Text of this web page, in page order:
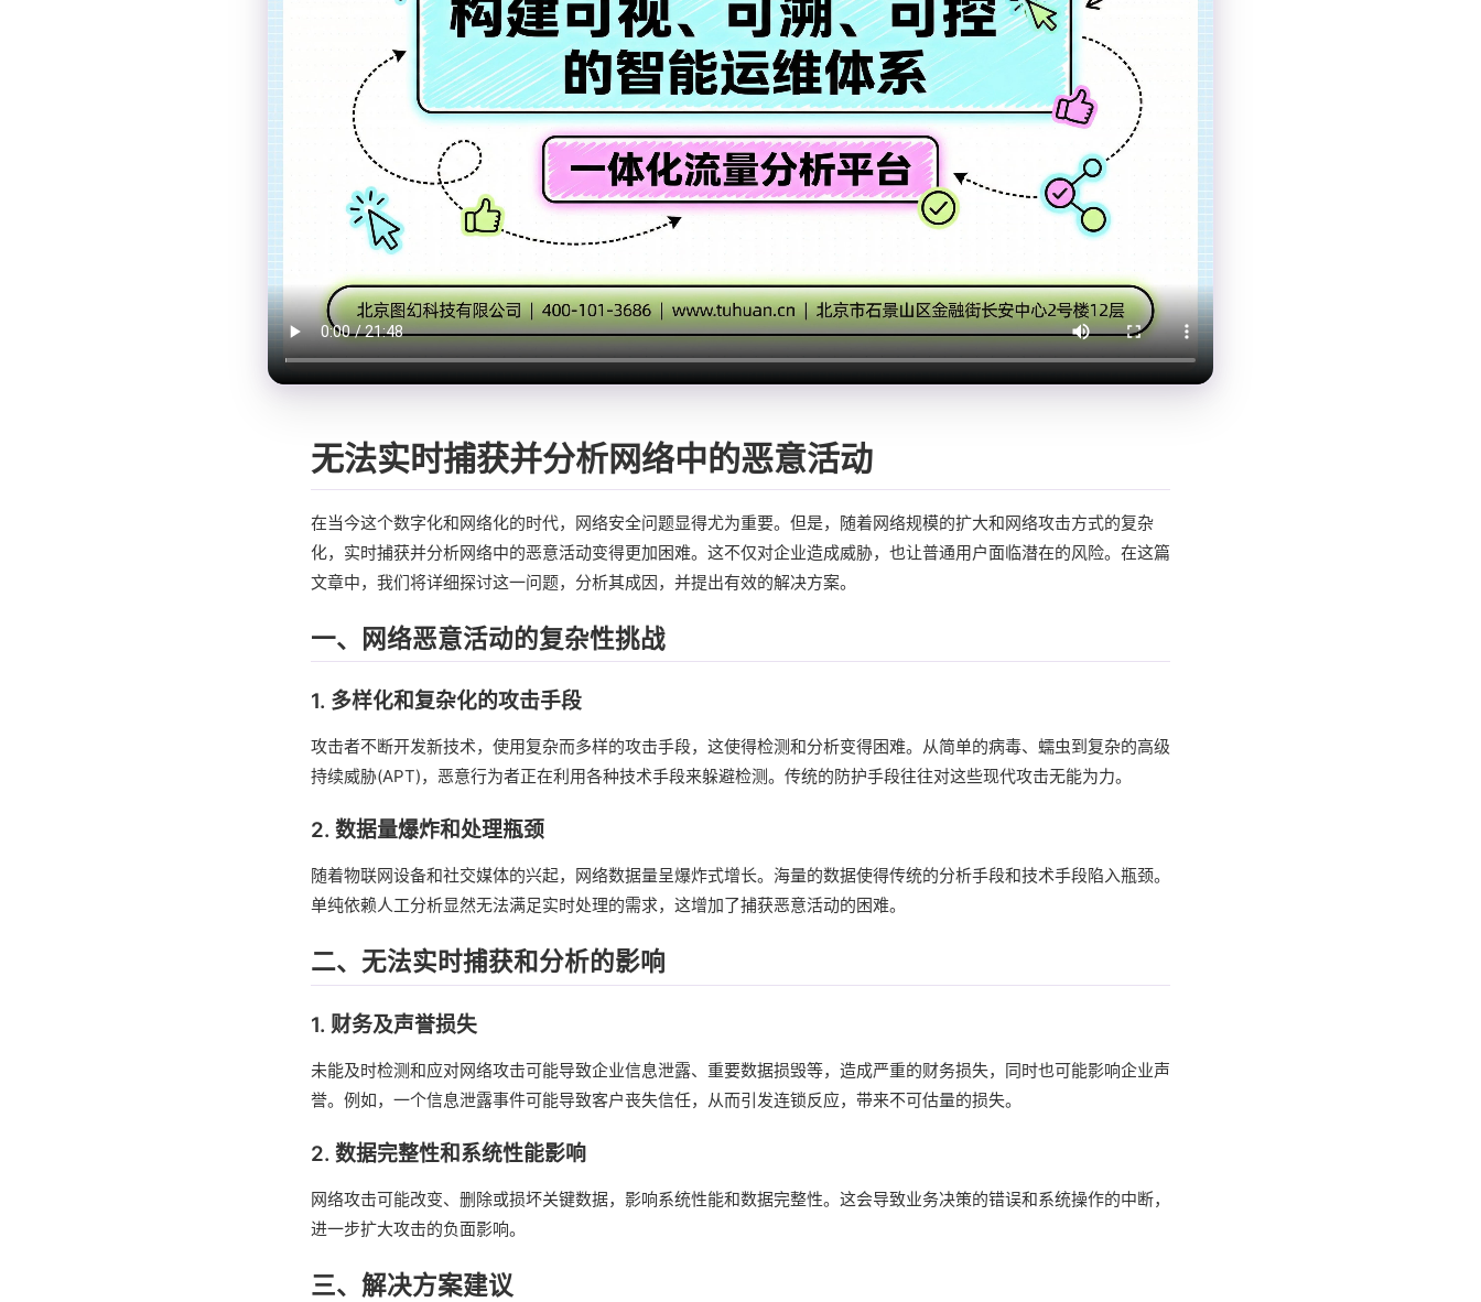
无法实时捕获并分析网络中的恶意活动
在当今这个数字化和网络化的时代，网络安全问题显得尤为重要。但是，随着网络规模的扩大和网络攻击方式的复杂
化，实时捕获并分析网络中的恶意活动变得更加困难。这不仅对企业造成威胁，也让普通用户面临潜在的风险。在这篇
文章中，我们将详细探讨这一问题，分析其成因，并提出有效的解决方案。
一、网络恶意活动的复杂性挑战
1. 多样化和复杂化的攻击手段
攻击者不断开发新技术，使用复杂而多样的攻击手段，这使得检测和分析变得困难。从简单的病毒、蠕虫到复杂的高级
持续威胁(APT)，恶意行为者正在利用各种技术手段来躲避检测。传统的防护手段往往对这些现代攻击无能为力。
2. 数据量爆炸和处理瓶颈
随着物联网设备和社交媒体的兴起，网络数据量呈爆炸式增长。海量的数据使得传统的分析手段和技术手段陷入瓶颈。
单纯依赖人工分析显然无法满足实时处理的需求，这增加了捕获恶意活动的困难。
二、无法实时捕获和分析的影响
1. 财务及声誉损失
未能及时检测和应对网络攻击可能导致企业信息泄露、重要数据损毁等，造成严重的财务损失，同时也可能影响企业声
誉。例如，一个信息泄露事件可能导致客户丧失信任，从而引发连锁反应，带来不可估量的损失。
2. 数据完整性和系统性能影响
网络攻击可能改变、删除或损坏关键数据，影响系统性能和数据完整性。这会导致业务决策的错误和系统操作的中断，
进一步扩大攻击的负面影响。
三、解决方案建议